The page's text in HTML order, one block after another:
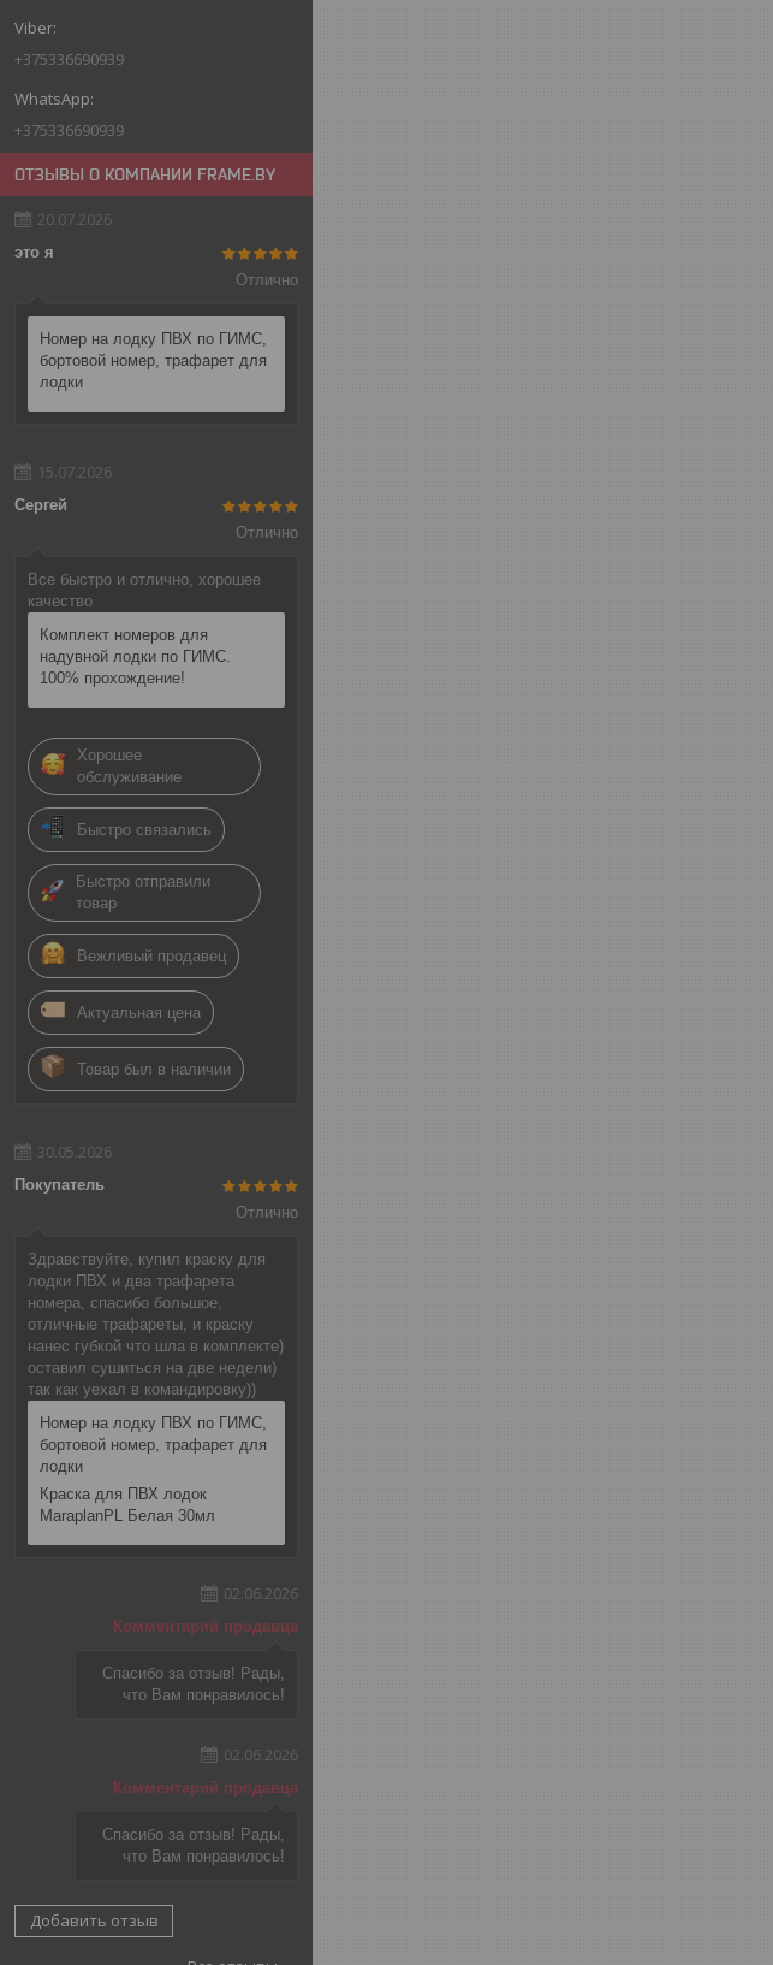
+375336690939
+375336690939
ОТЗЫВЫ О КОМПАНИИ FRAME.BY
20.07.2026
это я
Отлично
Номер на лодку ПВХ по ГИМС,
бортовой номер, трафарет для
лодки
15.07.2026
Сергей
Отлично
Все быстро и отлично, хорошее
качество
Комплект номеров для
надувной лодки по ГИМС.
100% прохождение!
Хорошее
обслуживание
Быстро связались
Быстро отправили
товар
Вежливый продавец
Актуальная цена
Товар был в наличии
30.05.2026
Покупатель
Отлично
Здравствуйте, купил краску для
лодки ПВХ и два трафарета
номера, спасибо большое,
отличные трафареты, и краску
нанес губкой что шла в комплекте)
оставил сушиться на две недели)
так как уехал в командировку))
Номер на лодку ПВХ по ГИМС,
бортовой номер, трафарет для
лодки
Краска для ПВХ лодок
MaraplanPL Белая 30мл
02.06.2026
Комментарий продавца
Спасибо за отзыв! Рады,
что Вам понравилось!
02.06.2026
Комментарий продавца
Спасибо за отзыв! Рады,
что Вам понравилось!
Добавить отзыв